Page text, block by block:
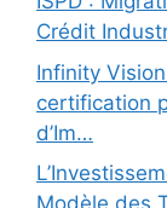
Crédit
Infinity
certification
d’Im…